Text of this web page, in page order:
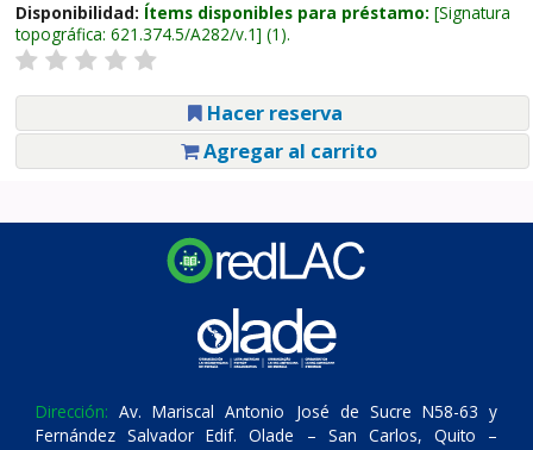
Disponibilidad: Ítems disponibles para préstamo: Signatura
topográfica: 621.374.5/A282/v.1 (1).
Hacer reserva
Agregar al carrito
Dirección: Av. Mariscal Antonio José de Sucre N58-63 y
Fernández Salvador Edif. Olade – San Carlos, Quito –